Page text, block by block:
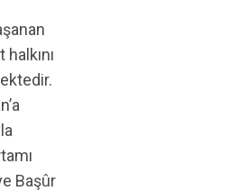
Başûr